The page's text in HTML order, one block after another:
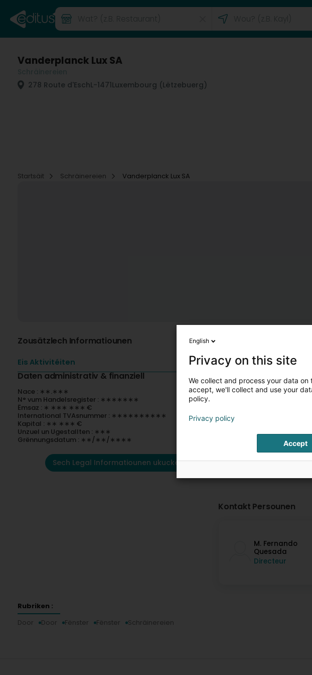
Vanderplanck Lux SA
278 Route d'EschL-1471Luxembourg (Lëtzebuerg)
Startsäit
Schräinereien Vanderplanck Lux SA
Zousätzlech Informatiounen
Eis Aktivitéiten
Daten administrativ & finanziell
Nace : ∗∗.∗∗∗
N° vum Handelsregister : ∗∗∗∗∗∗∗
Ëmsaz : ∗ ∗∗∗ ∗∗∗ €
International TVAsnummer : ∗∗∗∗∗∗∗∗∗∗
Kapital : ∗∗ ∗∗∗ €
Unzuel un Ugestallten : ∗∗∗
Grënnungsdatum : ∗∗/∗∗/∗∗∗∗
Sech Legal Informatiounen ukucken
Kontakt Persounen
M. Fernando
Quesada
Directeur
Rubriken :
Door
Door Fënster Fënster Schräinereien
English
Privacy on this site
We collect and process your data
accept, we'll collect and use your
policy.
Privacy policy
Accept